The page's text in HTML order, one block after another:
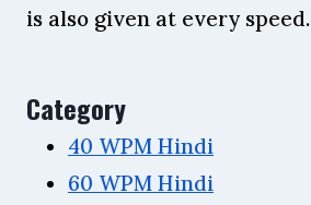
is also given at every speed.
Category
40 WPM Hindi
60 WPM Hindi